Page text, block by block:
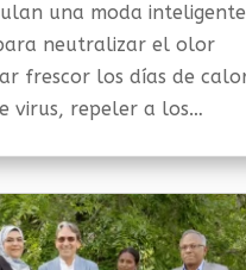
una moda inteligente
neutralizar el olor
frescor los días de
virus, repeler a los
mucho...